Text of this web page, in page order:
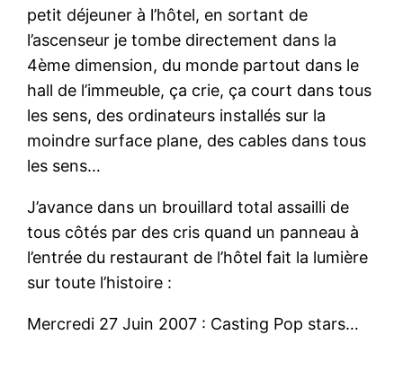
petit déjeuner à l’hôtel, en sortant de
l’ascenseur je tombe directement dans la
4ème dimension, du monde partout dans le
hall de l’immeuble, ça crie, ça court dans tous
les sens, des ordinateurs installés sur la
moindre surface plane, des cables dans tous
les sens…
J’avance dans un brouillard total assailli de
tous côtés par des cris quand un panneau à
l’entrée du restaurant de l’hôtel fait la lumière
sur toute l’histoire :
Mercredi 27 Juin 2007 : Casting Pop stars…